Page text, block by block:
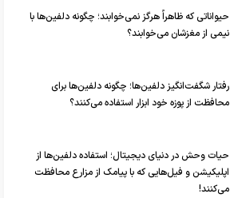
حیواناتی که ظاهراً هرگز نمی‌خوابند؛ چگونه دلفین‌ها با
نیمی از مغزشان می‌خوابند؟
رفتار شگفت‌انگیز دلفین‌ها؛ چگونه دلفین‌ها برای
محافظت از پوزه خود ابزار استفاده می‌کنند؟
حیات وحش در دنیای دیجیتال؛ استفاده دلفین‌ها از
اپلیکیشن‌ و فیل‌هایی که با پیامک از مزارع محافظت
می‌کنند!